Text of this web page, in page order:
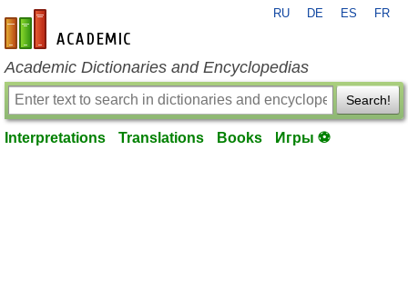
en-academic.com
RU DE ES FR
Academic Dictionaries and Encyclopedias
Search!
Interpretations Translations Books Игры ⚽